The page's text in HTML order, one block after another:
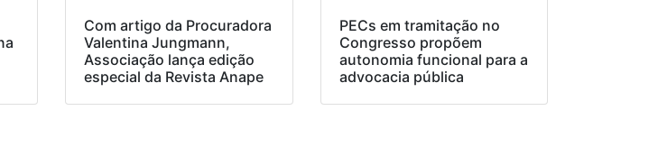
Com artigo da Procuradora
Valentina Jungmann,
Associação lança edição
especial da Revista Anape
PECs em tramitação no
Congresso propõem
autonomia funcional para a
advocacia pública